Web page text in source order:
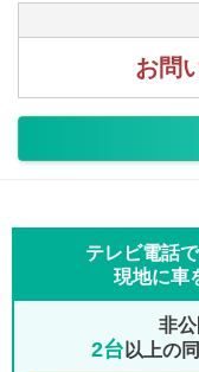
お問
テレビ電話
現地に車
非
2台 以上の